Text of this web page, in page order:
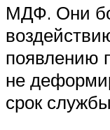
МДФ. Они
появлению
не
срок